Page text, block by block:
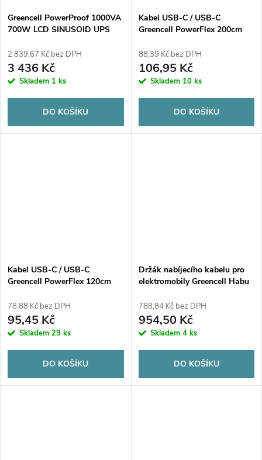
Greencell PowerProof 1000VA
700W LCD SINUSOID UPS
2 839,67 Kč bez DPH
3 436 Kč
Skladem 1 ks
DO KOŠÍKU
Kabel USB-C / USB-C
Greencell PowerFlex 200cm
88,39 Kč bez DPH
106,95 Kč
Skladem 10 ks
DO KOŠÍKU
Kabel USB-C / USB-C
Greencell PowerFlex 120cm
78,88 Kč bez DPH
95,45 Kč
Skladem 29 ks
DO KOŠÍKU
Držák nabíjecího kabelu pro
elektromobily Greencell Habu
788,84 Kč bez DPH
954,50 Kč
Skladem 4 ks
DO KOŠÍKU